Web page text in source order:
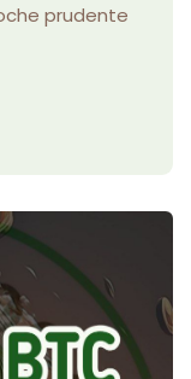
prudente